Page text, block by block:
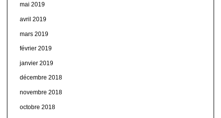
mai 2019
avril 2019
mars 2019
février 2019
janvier 2019
décembre 2018
novembre 2018
octobre 2018